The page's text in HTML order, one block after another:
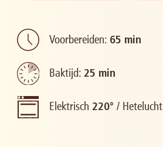
Voorbereiden: 65 min
Baktijd: 25 min
Elektrisch 220° / Hetelucht